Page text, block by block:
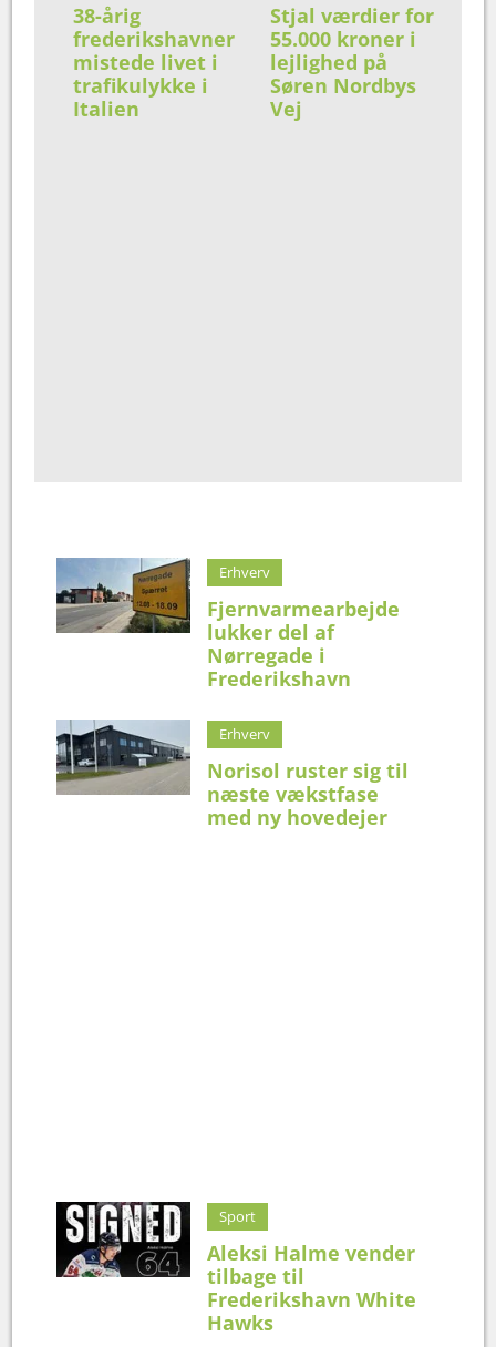
38-årig
frederikshavner
mistede livet i
trafikulykke i
Italien
Stjal værdier for
55.000 kroner i
lejlighed på
Søren Nordbys
Vej
Erhverv
Fjernvarmearbejde
lukker del af
Nørregade i
Frederikshavn
Erhverv
Norisol ruster sig til
næste vækstfase
med ny hovedejer
Sport
Aleksi Halme vender
tilbage til
Frederikshavn White
Hawks